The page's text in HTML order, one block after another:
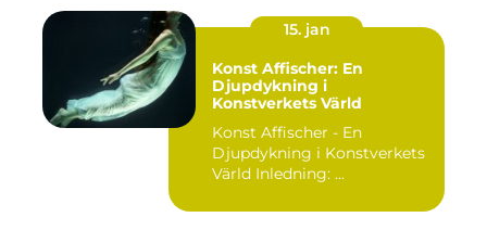
15. jan
Konst Affischer: En
Djupdykning i
Konstverkets Värld
Konst Affischer - En
Djupdykning i Konstverkets
Värld Inledning: ...